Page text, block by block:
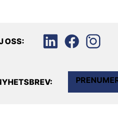
OSS: